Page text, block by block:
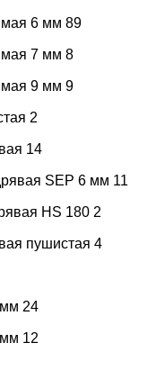
6 мм 89
7 мм 8
9 мм 9
2
14
SEP 6 мм 11
HS 180 2
пушистая 4
24
12